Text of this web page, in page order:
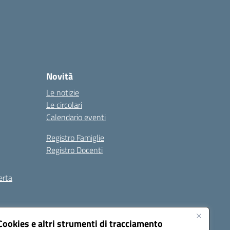
e altri strumenti di tracciamento
Novità
Le notizie
Le circolari
Calendario eventi
Registro Famiglie
Registro Docenti
Note legali